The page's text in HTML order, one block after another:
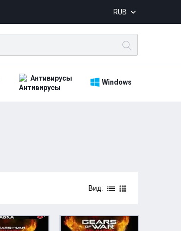
RUB
Антивирусы Windows
Вид: